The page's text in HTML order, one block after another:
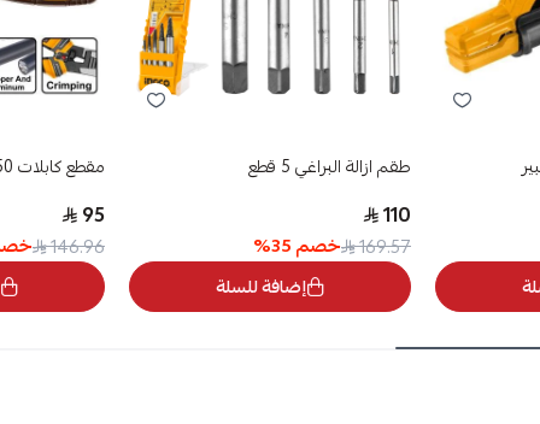
طقم ازالة البراغي 5 قطع
110
169.57 خصم35
%
إضافة للسلة
مقطع كابلات 250 ملى 10 بوصة
95
146.96